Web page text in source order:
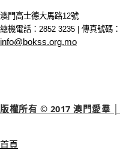
澳門高士德大馬路12號
總機電話：2852 3235 | 傳真號碼
info@bokss.org.mo
版權所有 © 2017 澳門愛羣
首頁